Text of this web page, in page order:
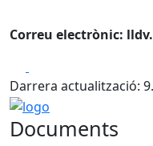
Correu electrònic:
Darrera actualització:
logo
Documents